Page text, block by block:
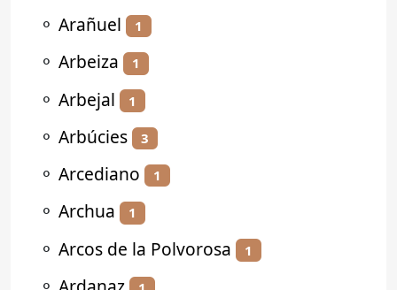
⚬ Arañuel 1
⚬ Arbeiza 1
⚬ Arbejal 1
⚬ Arbúcies 3
⚬ Arcediano 1
⚬ Archua 1
⚬ Arcos de la Polvorosa 1